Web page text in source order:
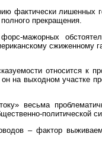
фактически
прекращения.
мажорных
сжиженному
относится
он на выходном участке
весьма
политической
– фактор